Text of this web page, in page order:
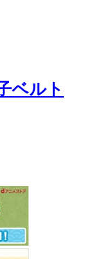
ベルト